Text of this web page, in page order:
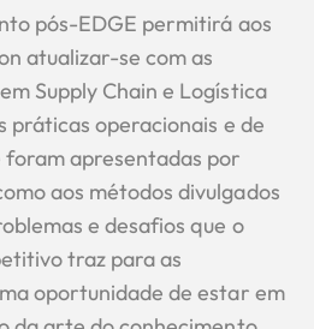
pós-EDGE permitirá aos
atualizar-se com as
Supply Chain e Logística
práticas operacionais e de
apresentadas por
aos métodos divulgados
e desafios que o
traz para as
oportunidade de estar em